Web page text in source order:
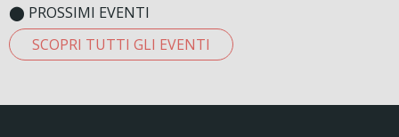
⬤ PROSSIMI EVENTI
SCOPRI TUTTI GLI EVENTI